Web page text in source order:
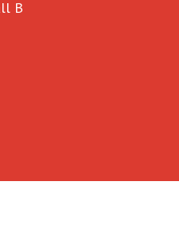
och Aunt Bessie’s.
B